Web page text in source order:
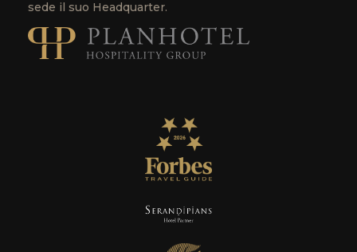
sede il suo Headquarter.